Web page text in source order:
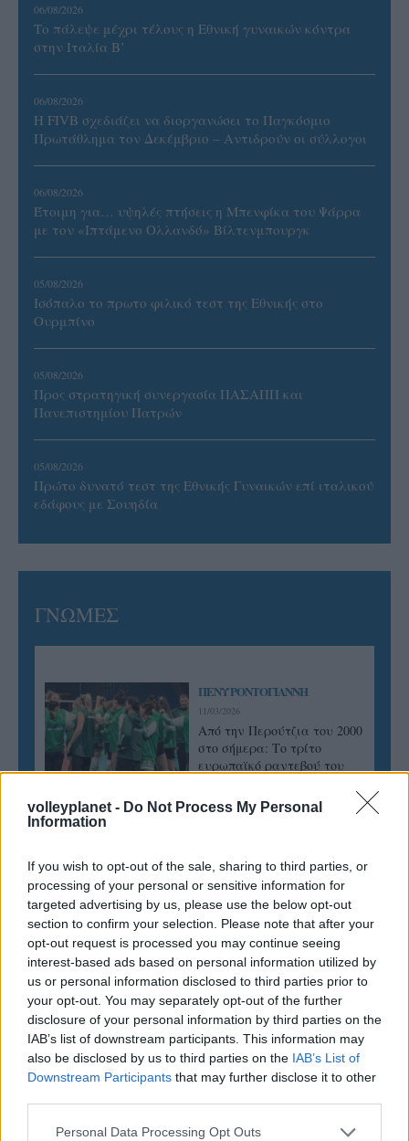
volleyplanet - Do Not Process My Personal
Information
If you wish to opt-out of the sale, sharing to third parties, or
processing of your personal or sensitive information for
targeted advertising by us, please use the below opt-out
section to confirm your selection. Please note that after your
opt-out request is processed you may continue seeing
interest-based ads based on personal information utilized by
us or personal information disclosed to third parties prior to
your opt-out. You may separately opt-out of the further
disclosure of your personal information by third parties on the
IAB’s list of downstream participants. This information may
also be disclosed by us to third parties on the IAB’s List of
Downstream Participants that may further disclose it to other
Please note that this website/app uses one or more Google
Personal Data Processing Opt Outs
06/08/2026
Το πάλεψε μέχρι τέλους η Εθνική γυναικών κόντρα
στην Ιταλία Β’
06/08/2026
Η FIVB σχεδιάζει να διοργανώσει το Παγκόσμιο
Πρωτάθλημα τον Δεκέμβριο – Αντιδρούν οι σύλλογοι
06/08/2026
Έτοιμη για… υψηλές πτήσεις η Μπενφίκα του Ψάρρα
με τον «Ιπτάμενο Ολλανδό» Βίλτενμπουργκ
05/08/2026
Ισόπαλο το πρωτο φιλικό τεστ της Εθνικής στο
Ουρμπίνο
05/08/2026
Προς στρατηγική συνεργασία ΠΑΣΑΠΠ και
Πανεπιστημίου Πατρών
05/08/2026
Πρώτο δυνατό τεστ της Εθνικής Γυναικών επί ιταλικού
εδάφους με Σουηδία
ΓΝΩΜΕΣ
ΠΕΝΥ ΡΟΝΤΟΓΙΑΝΝΗ
11/03/2026
Από την Περούτζια του 2000
στο σήμερα: Tο τρίτο
ευρωπαϊκό ραντεβού του
ιστορία
ΗΛΙΑΣ ΠΑΠΑΪΩΑΝΝΟΥ
08/03/2026
Αναγνώριση και σεβασμός
οι σημαντικότερες νίκες του
Α.Ο. Θήρας